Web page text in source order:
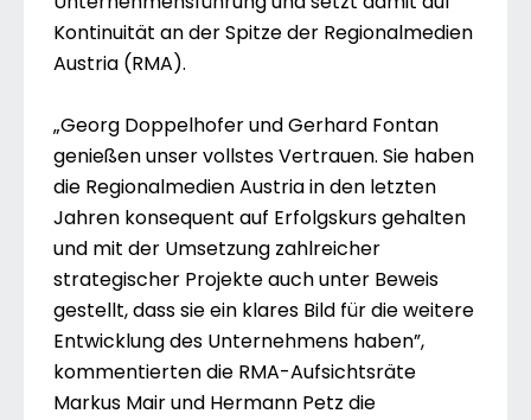
Kontinuität an der Spitze der Regionalmedien
Austria (RMA).
„Georg Doppelhofer und Gerhard Fontan
genießen unser vollstes Vertrauen. Sie haben
die Regionalmedien Austria in den letzten
Jahren konsequent auf Erfolgskurs gehalten
und mit der Umsetzung zahlreicher
strategischer Projekte auch unter Beweis
gestellt, dass sie ein klares Bild für die weitere
Entwicklung des Unternehmens haben”,
kommentierten die RMA-Aufsichtsräte
Markus Mair und Hermann Petz die